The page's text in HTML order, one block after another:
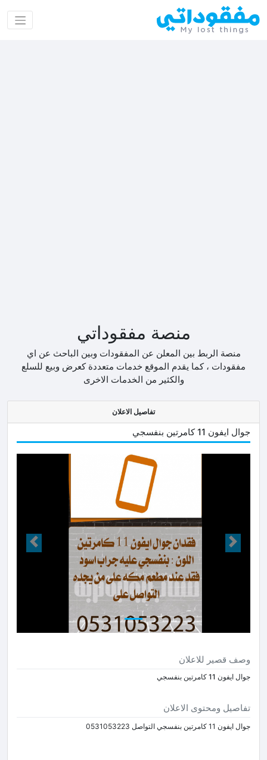
منصة مفقوداتي
منصة الربط بين المعلن عن المفقودات وبين الباحث عن اي
مفقودات ، كما يقدم الموقع خدمات متعددة كعرض وبيع للسلع
والكثير من الخدمات الاخرى
تفاصيل الاعلان
جوال ايفون 11 كامرتين بنفسجي
Next Prev
وصف قصير للاعلان
جوال ايفون 11 كامرتين بنفسجي
تفاصيل ومحتوى الاعلان
جوال ايفون 11 كامرتين بنفسجي التواصل 0531053223